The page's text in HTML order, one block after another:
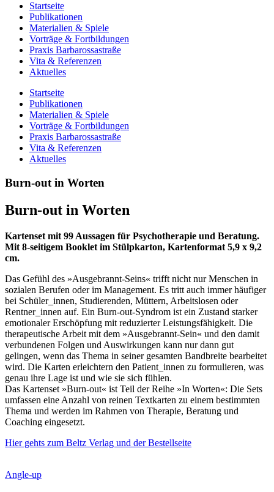
Startseite
Publikationen
Materialien & Spiele
Vorträge & Fortbildungen
Praxis Barbarossastraße
Vita & Referenzen
Aktuelles
Startseite
Publikationen
Materialien & Spiele
Vorträge & Fortbildungen
Praxis Barbarossastraße
Vita & Referenzen
Aktuelles
Burn-out in Worten
Burn-out in Worten
Kartenset mit 99 Aussagen für Psychotherapie und Beratung.
Mit 8-seitigem Booklet im Stülpkarton, Kartenformat 5,9 x 9,2
cm.
Das Gefühl des »Ausgebrannt-Seins« trifft nicht nur Menschen in
sozialen Berufen oder im Management. Es tritt auch immer häufiger
bei Schüler_innen, Studierenden, Müttern, Arbeitslosen oder
Rentner_innen auf. Ein Burn-out-Syndrom ist ein Zustand starker
emotionaler Erschöpfung mit reduzierter Leistungsfähigkeit. Die
therapeutische Arbeit mit dem »Ausgebrannt-Sein« und den damit
verbundenen Folgen und Auswirkungen kann nur dann gut
gelingen, wenn das Thema in seiner gesamten Bandbreite bearbeitet
wird. Die Karten erleichtern den Patient_innen zu formulieren, was
genau ihre Lage ist und wie sie sich fühlen.
Das Kartenset »Burn-out« ist Teil der Reihe »In Worten«: Die Sets
umfassen eine Anzahl von reinen Textkarten zu einem bestimmten
Thema und werden im Rahmen von Therapie, Beratung und
Coaching eingesetzt.
Hier gehts zum Beltz Verlag und der Bestellseite
Angle-up